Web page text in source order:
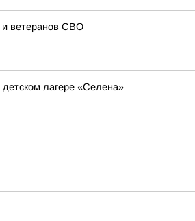
и ветеранов СВО
детском лагере «Селена»